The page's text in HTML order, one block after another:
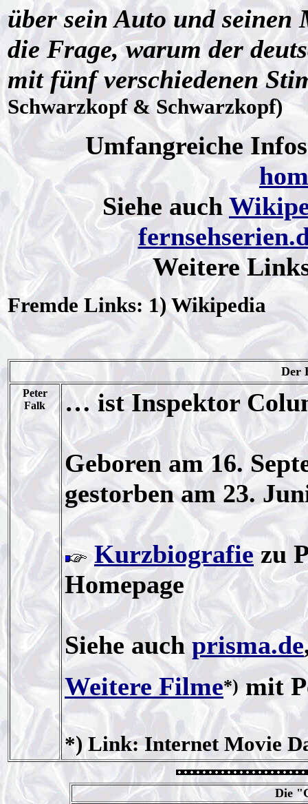
über sein Auto und seinen
die Frage, warum der
mit fünf verschiedenen
Schwarzkopf & Schwarzkopf)
Umfangreiche
Siehe auch
Weitere
Fremde Links: 1) Wikipedia
Der
Peter
Falk
… ist Inspektor
Geboren am 16.
gestorben am 23.
Kurzbiografiezu
Homepage
Siehe auch prisma.de
Weitere Filme*)mit
*) Link: Internet Movie
Die